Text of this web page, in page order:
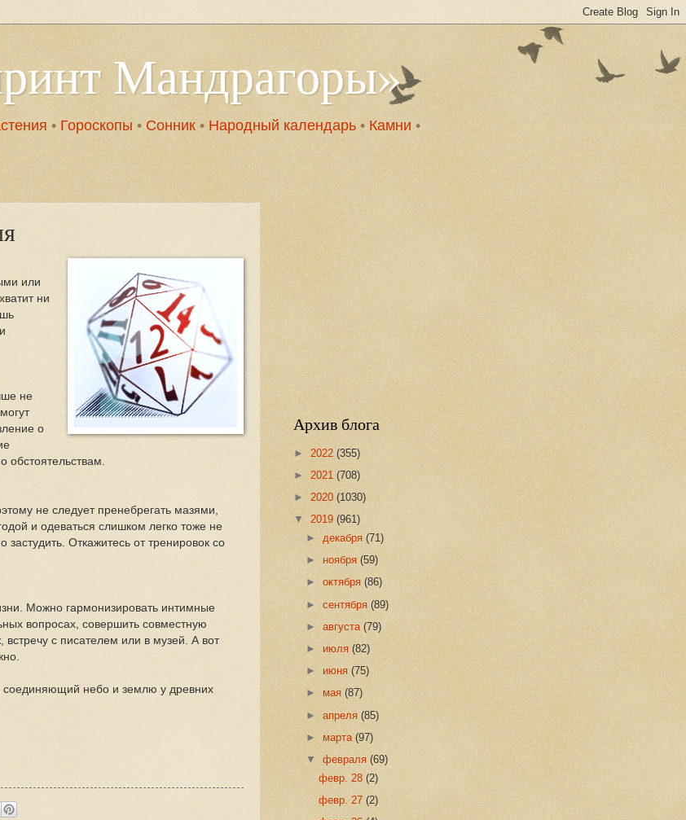
Мандрагоры»
• Гороскопы • Сонник • Народный календарь • Камни •
или
ни
не
о
обстоятельствам.
не следует пренебрегать мазями,
и одеваться слишком легко тоже не
застудить. Откажитесь от тренировок со
Можно гармонизировать интимные
вопросах, совершить совместную
с писателем или в музей. А вот
соединяющий небо и землю у древних
Архив блога
► 2022 (355)
► 2021 (708)
► 2020 (1030)
▼ 2019 (961)
► декабря(71)
►ноября(59)
►октября(86)
►сентября(89)
►августа(79)
►июля(82)
►июня(75)
►мая(87)
►апреля(85)
►марта(97)
▼февраля(69)
февр. 28 (2)
февр. 27 (2)